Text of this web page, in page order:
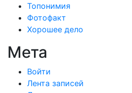
Топонимия
Фотофакт
Хорошее дело
Мета
Войти
Лента записей